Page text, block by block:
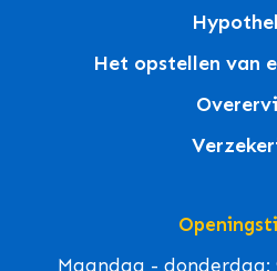
Het opstellen van
Maandag - donderdag: